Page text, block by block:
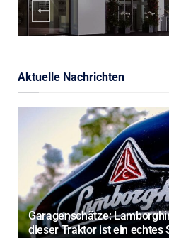
Aktuelle Nachrichten
Garagenschätze:
dieser Traktor ist ein echtes